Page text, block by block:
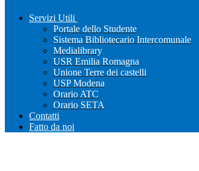
Servizi Utili
Portale dello Studente
Sistema Bibliotecario Intercomunale
Medialibrary
USR Emilia Romagna
Unione Terre dei castelli
USP Modena
Orario ATC
Orario SETA
Contatti
Fatto da noi